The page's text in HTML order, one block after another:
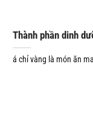
Thành phần dinh
á chỉ vàng là món ăn